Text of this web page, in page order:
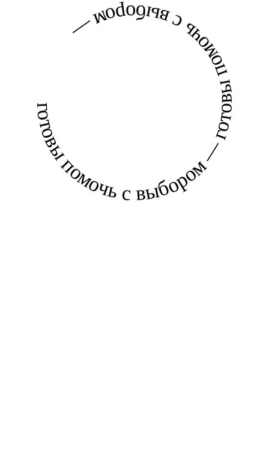
готовы помочь с выбором — готовы помочь с выбором —